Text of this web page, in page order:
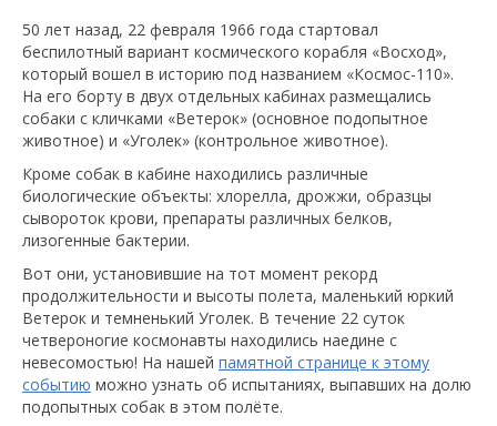
50 лет назад, 22 февраля 1966 года стартовал
беспилотный вариант космического корабля «Восход»,
который вошел в историю под названием «Космос-110».
На его борту в двух отдельных кабинах размещались
собаки с кличками «Ветерок» (основное подопытное
животное) и «Уголек» (контрольное животное).
Кроме собак в кабине находились различные
биологические объекты: хлорелла, дрожжи, образцы
сывороток крови, препараты различных белков,
лизогенные бактерии.
Вот они, установившие на тот момент рекорд
продолжительности и высоты полета, маленький юркий
Ветерок и темненький Уголек. В течение 22 суток
четвероногие космонавты находились наедине с
невесомостью! На нашей памятной странице к этому
событию можно узнать об испытаниях, выпавших на долю
подопытных собак в этом полёте.